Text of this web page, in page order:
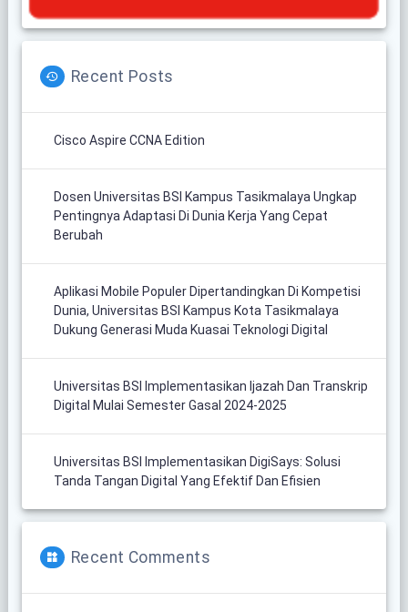
Recent Posts
Cisco Aspire CCNA Edition
Dosen Universitas BSI Kampus Tasikmalaya Ungkap
Pentingnya Adaptasi Di Dunia Kerja Yang Cepat
Berubah
Aplikasi Mobile Populer Dipertandingkan Di Kompetisi
Dunia, Universitas BSI Kampus Kota Tasikmalaya
Dukung Generasi Muda Kuasai Teknologi Digital
Universitas BSI Implementasikan Ijazah Dan Transkrip
Digital Mulai Semester Gasal 2024-2025
Universitas BSI Implementasikan DigiSays: Solusi
Tanda Tangan Digital Yang Efektif Dan Efisien
Recent Comments